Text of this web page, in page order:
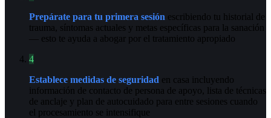
Prepárate para tu primera sesión escribiendo tu historial de
trauma, síntomas actuales y metas específicas para la sanación
— esto te ayuda a abogar por el tratamiento apropiado
4
Establece medidas de seguridad en casa incluyendo
información de contacto de persona de apoyo, lista de técnicas
de anclaje y plan de autocuidado para entre sesiones cuando
el procesamiento se intensifique